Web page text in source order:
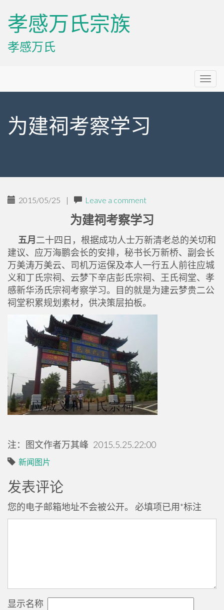
孝感万氏宗族
孝感万氏
Menu
为建祠考察学习
2015/05/25 | Leave a comment
为建祠考察学习
五月 二十四日，根据成功人士万新清老总的关切和
建议、应万海鹏会长的安排，秘书长万新桥、副会长
万美涛万美云、司机万运保及本人一行五人前往应城
义和丁氏宗祠、云梦下辛店彭氏宗祠、王氏祠堂、孝
感新华汤氏宗祠考察学习。目的就是为建云梦贵二公
祠堂积累规划素材，供决策层拍板。
注：图文作者万其峰 2015.5.25.22:00
新闻图片
发表评论
您的电子邮箱地址不会被公开。 必填项已用*标注
显示名称